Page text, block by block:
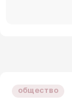
общество